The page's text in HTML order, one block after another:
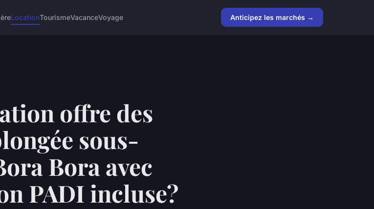
LocationTourismeVacanceVoyage Anticipez les marchés →
offre des
sous-
Bora avec
PADI incluse?